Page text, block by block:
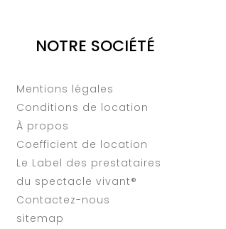
NOTRE SOCIÉTÉ
Mentions légales
Conditions de location
À propos
Coefficient de location
Le Label des prestataires
du spectacle vivant®
Contactez-nous
sitemap